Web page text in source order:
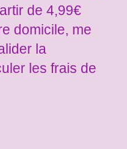
de 4,99€
domicile, me
la
les frais de